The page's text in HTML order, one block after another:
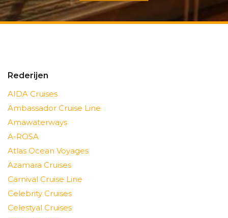
Rederijen
AIDA Cruises
Ambassador Cruise Line
Amawaterways
A-ROSA
Atlas Ocean Voyages
Azamara Cruises
Carnival Cruise Line
Celebrity Cruises
Celestyal Cruises